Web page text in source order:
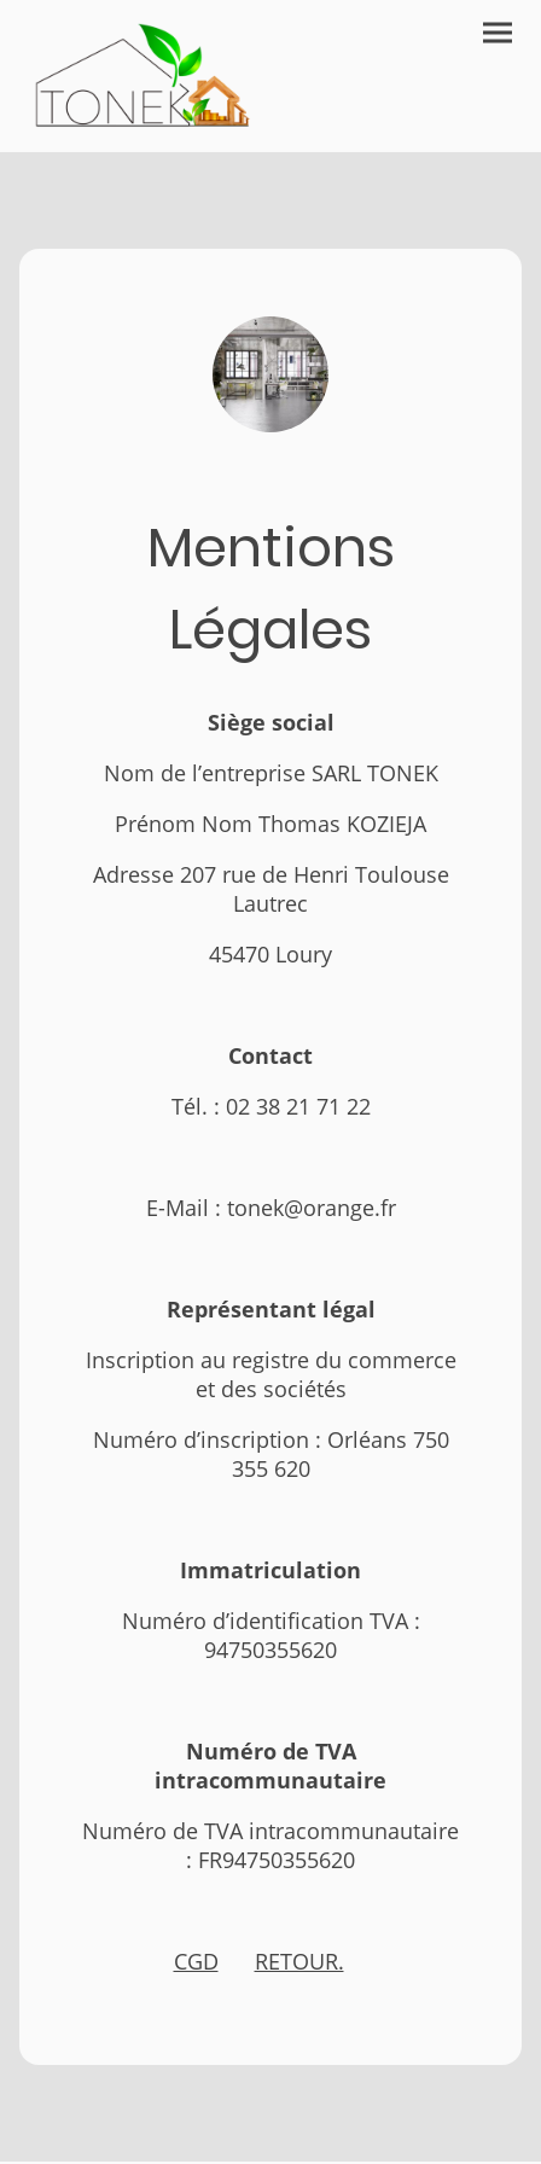
Mentions
Légales
Siège social
Nom de l’entreprise SARL TONEK
Prénom Nom Thomas KOZIEJA
Adresse 207 rue de Henri Toulouse
Lautrec
45470 Loury
Contact
Tél. : 02 38 21 71 22
E-Mail : tonek@orange.fr
Représentant légal
Inscription au registre du commerce
et des sociétés
Numéro d’inscription : Orléans 750
355 620
Immatriculation
Numéro d’identification TVA :
94750355620
Numéro de TVA
intracommunautaire
Numéro de TVA intracommunautaire
: FR94750355620
CGD RETOUR.